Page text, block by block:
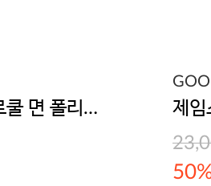
보디가드 에어로쿨 면 폴리스판 남성 드로즈 5매입